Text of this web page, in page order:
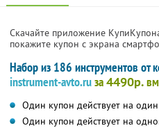
Скачайте приложение
покажите купон с экрана
Набор из 186 инструментов от
instrument-avto.ruза4490р.
Один купон действует на
Один купон действует на